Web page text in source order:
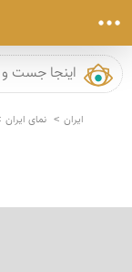
ایران نمای ایران